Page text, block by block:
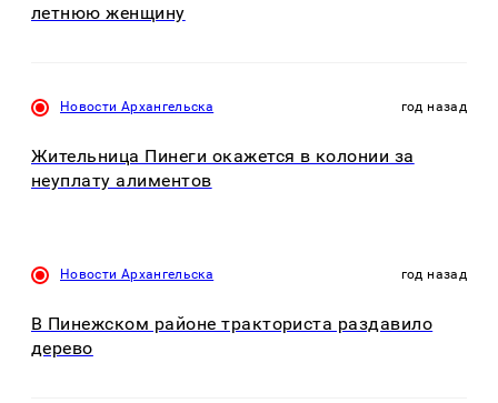
летнюю женщину
Новости Архангельска год назад
Жительница Пинеги окажется в колонии за
неуплату алиментов
Новости Архангельска год назад
В Пинежском районе тракториста раздавило
дерево